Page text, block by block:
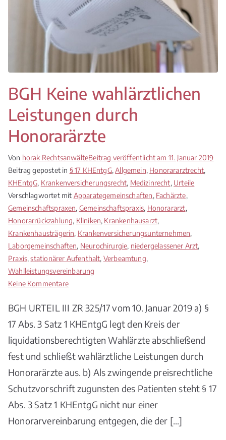
BGH Keine wahlärztlichen
Leistungen durch
Honorarärzte
Von horak RechtsanwälteBeitrag veröffentlicht am 11. Januar 2019
Beitrag gepostet in § 17 KHEntgG,Allgemein, Honorararztrecht,
KHEntgG, Krankenversicherungsrecht, Medizinrecht, Urteile
Verschlagwortet mit Apparategemeinschaften, Fachärzte,
Gemeinschaftspraxen, Gemeinschaftspraxis, Honorararzt,
Honorarrückzahlung, Kliniken, Krankenhausarzt,
Krankenhausträgerin, Krankenversicherungsunternehmen,
Laborgemeinschaften, Neurochirurgie, niedergelassener Arzt,
Praxis,stationärer Aufenthalt, Verbeamtung,
Wahlleistungsvereinbarung
Keine Kommentarezu
Keine
wahlärztlichen
durch
Honorarärzte
BGH URTEIL III ZR 325/17 vom 10. Januar 2019 a) §
17 Abs. 3 Satz 1 KHEntgG legt den Kreis der
liquidationsberechtigten Wahlärzte abschließend
fest und schließt wahlärztliche Leistungen durch
Honorarärzte aus. b) Als zwingende preisrechtliche
Schutzvorschrift zugunsten des Patienten steht § 17
Abs. 3 Satz 1 KHEntgG nicht nur einer
Honorarvereinbarung entgegen, die der […]